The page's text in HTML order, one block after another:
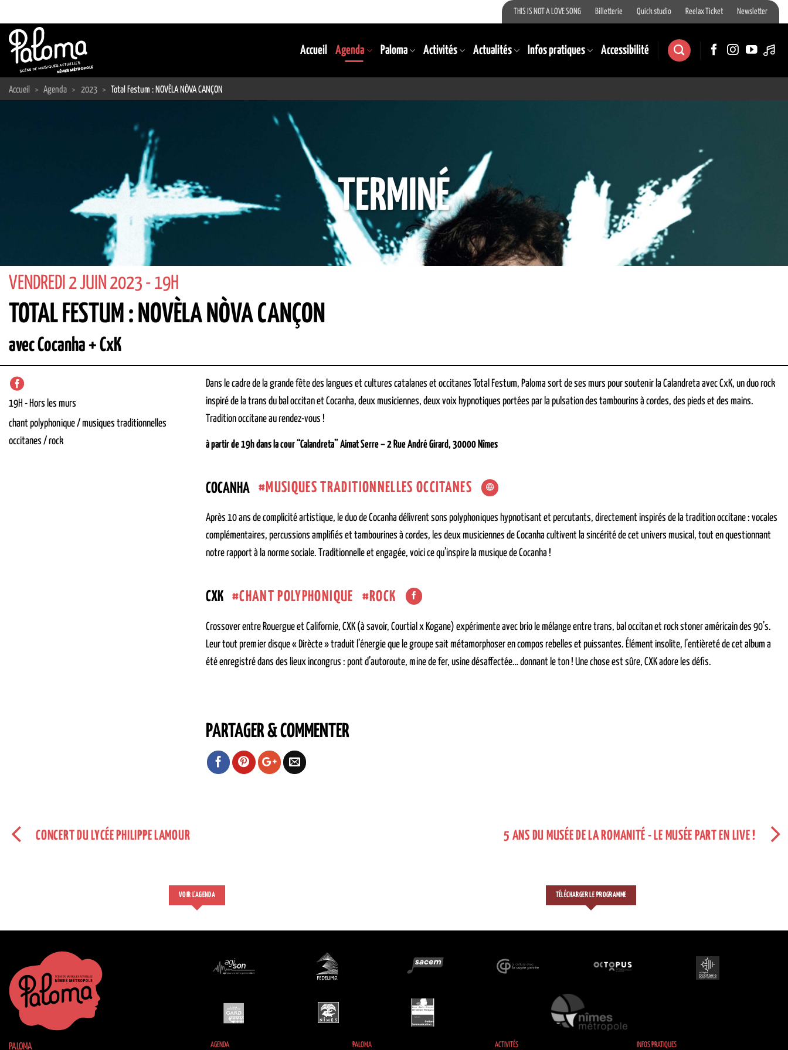
au
contenu
THIS IS NOT A LOVE SONG Billetterie Quick studio Reelax Ticket Newsletter
Accueil Agenda Paloma Activités Actualités Infos pratiques Accessibilité
Accueil > Agenda > 2023 > Total Festum : NOVÈLA NÒVA CANÇON
TERMINÉ
VENDREDI 2 JUIN 2023 - 19H
TOTAL FESTUM : NOVÈLA NÒVA CANÇON
avec Cocanha + CxK
19H - Hors les murs
chant polyphonique / musiques traditionnelles
occitanes / rock
Dans le cadre de la grande fête des langues et cultures catalanes et occitanes Total Festum, Paloma sort de ses murs pour soutenir la Calandreta avec CxK, un duo rock
inspiré de la trans du bal occitan et Cocanha, deux musiciennes, deux voix hypnotiques portées par la pulsation des tambourins à cordes, des pieds et des mains.
Tradition occitane au rendez-vous !
à partir de 19h dans la cour“Calandreta” Aimat Serre – 2 Rue André Girard, 30000 Nîmes
COCANHA MUSIQUES TRADITIONNELLES OCCITANES
Après 10 ans de complicité artistique, le duo de Cocanha délivrent sons polyphoniques hypnotisant et percutants, directement inspirés de la tradition occitane : vocales
complémentaires, percussions amplifiés et tambourines à cordes, les deux musiciennes de Cocanha cultivent la sincérité de cet univers musical, tout en questionnant
notre rapport à la norme sociale. Traditionnelle et engagée, voici ce qu’inspire la musique de Cocanha !
CXK CHANT POLYPHONIQUE ROCK
Crossover entre Rouergue et Californie, CXK (à savoir, Courtial x Kogane) expérimente avec brio le mélange entre trans, bal occitan et rock stoner américain des 90’s.
Leur tout premier disque « Dirècte » traduit l’énergie que le groupe sait métamorphoser en compos rebelles et puissantes. Élément insolite, l’entièreté de cet album a
été enregistré dans des lieux incongrus : pont d’autoroute, mine de fer, usine désaffectée… donnant le ton ! Une chose est sûre, CXK adore les défis.
PARTAGER & COMMENTER
CONCERT DU LYCÉE PHILIPPE LAMOUR 5 ANS DU MUSÉE DE LA ROMANITÉ - LE MUSÉE PART EN LIVE !
VOIR L'AGENDA TÉLÉCHARGER LE PROGRAMME
PALOMA AGENDA PALOMA ACTIVITÉS INFOS PRATIQUES